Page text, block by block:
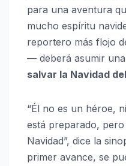
para una aventura
mucho espíritu
reportero más flojo
— deberá asumir
salvar la Navidad
“Él no es un héroe,
está preparado,
Navidad”, dice la
primer avance, se